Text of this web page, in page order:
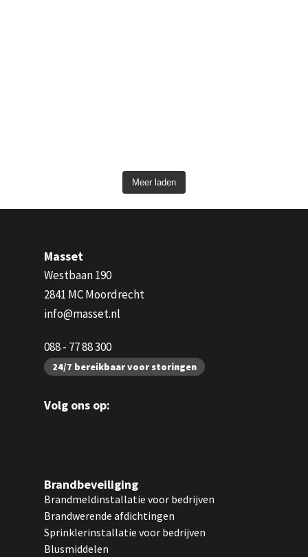
Meer laden
Masset
Westbaan 190
2841 MC Moordrecht
info@masset.nl
088 - 77 88 300
24/7 bereikbaar voor storingen
Volg ons op:
Brandbeveiliging
Brandmeldinstallatie voor bedrijven
Brandwerende afdichtingen
Sprinklerinstallatie voor bedrijven
Blusmiddelen